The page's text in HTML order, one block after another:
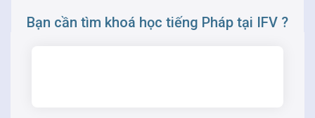
Bạn cần tìm khoá học tiếng Pháp tại IFV ?